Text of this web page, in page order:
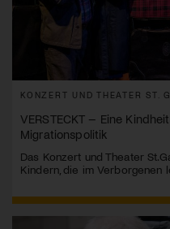
KONZERT UND THEATER ST.
VERSTECKT – Eine
Migrationspolitik
Das Konzert und Theater
Kindern, die im Verborgenen